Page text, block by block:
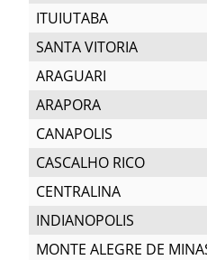
ITUIUTABA
SANTA VITORIA
ARAGUARI
ARAPORA
CANAPOLIS
CASCALHO RICO
CENTRALINA
INDIANOPOLIS
MONTE ALEGRE DE